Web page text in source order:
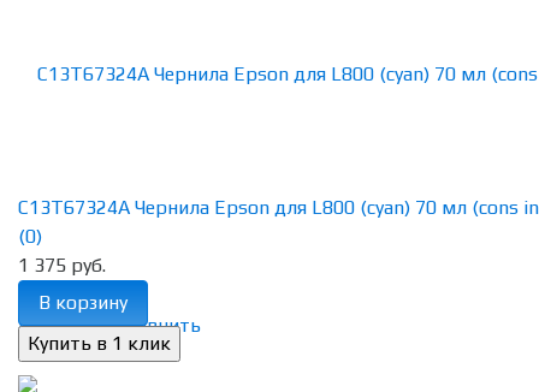
избранное сравнить
C13T67324A Чернила Epson для L800 (cyan) 70 мл (cons
(0)
1 375 руб.
В корзину